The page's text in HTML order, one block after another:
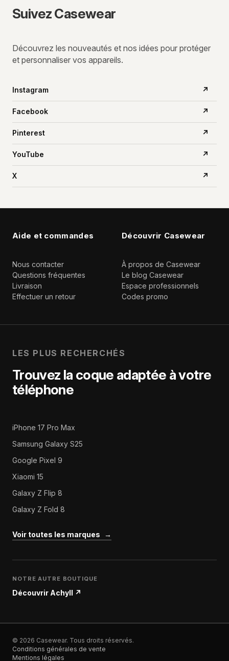
Suivez Casewear
Découvrez les nouveautés et nos idées pour protéger
et personnaliser vos appareils.
Instagram ↗
Facebook ↗
Pinterest ↗
YouTube ↗
X ↗
Aide et commandes
Nous contacter
Questions fréquentes
Livraison
Effectuer un retour
Découvrir Casewear
À propos de Casewear
Le blog Casewear
Espace professionnels
Codes promo
LES PLUS RECHERCHÉS
Trouvez la coque adaptée à votre
téléphone
iPhone 17 Pro Max
Samsung Galaxy S25
Google Pixel 9
Xiaomi 15
Galaxy Z Flip 8
Galaxy Z Fold 8
Voir toutes les marques →
NOTRE AUTRE BOUTIQUE
Découvrir Achyll ↗
© 2026 Casewear. Tous droits réservés.
Conditions générales de vente
Mentions légales